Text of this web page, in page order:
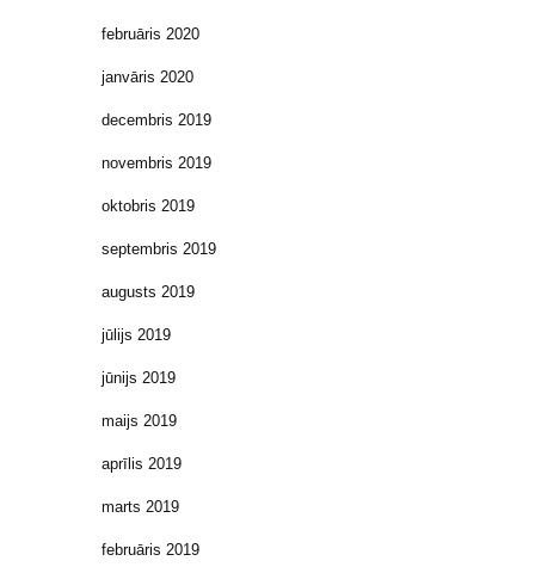
februāris 2020
janvāris 2020
decembris 2019
novembris 2019
oktobris 2019
septembris 2019
augusts 2019
jūlijs 2019
jūnijs 2019
maijs 2019
aprīlis 2019
marts 2019
februāris 2019